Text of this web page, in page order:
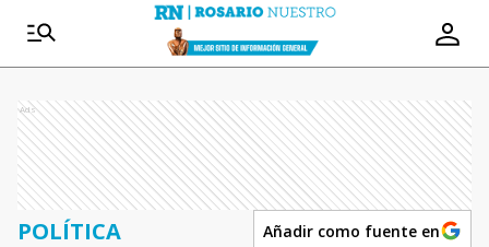
Ads
POLÍTICA Añadir como fuente en